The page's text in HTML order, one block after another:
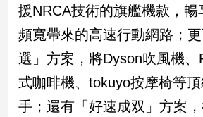
樂
樂
援NRCA技術的旗艦機款，暢
頻寬帶來的高速行動網路；
選」方案，將Dyson吹風機、
式咖啡機、tokuyo按摩椅等
手；還有「好速成双」方案